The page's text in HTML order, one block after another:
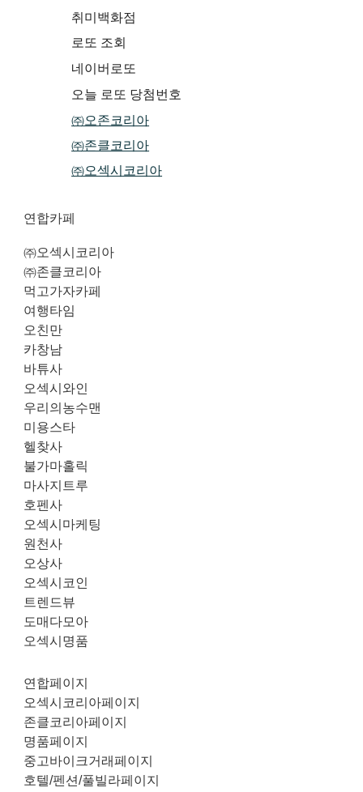
취미백화점
로또 조회
네이버로또
오늘 로또 당첨번호
㈜오존코리아
㈜존클코리아
㈜오섹시코리아
연합카페
㈜오섹시코리아
㈜존클코리아
먹고가자카페
여행타임
오친만
카창남
바튜사
오섹시와인
우리의농수맨
미용스타
헬찾사
불가마홀릭
마사지트루
호펜사
오섹시마케팅
원천사
오상사
오섹시코인
트렌드뷰
도매다모아
오섹시명품
연합페이지
오섹시코리아페이지
존클코리아페이지
명품페이지
중고바이크거래페이지
호텔/펜션/풀빌라페이지